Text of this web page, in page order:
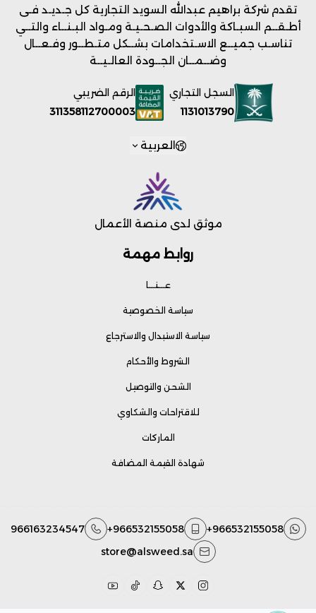
روابط مهمة
عـــنـــا
سياسة الخصوصية
سياسة الاستبدال والاسترجاع
الشروط والأحكام
الشحن والتوصيل
للاقتراحات والشكاوي
الماركات
شهادة القيمة المضافة
تقدم شركة براهيم عبدالله السويد التجارية كل جـديـد فـى
أطـقــم السبـاكة والأدوات الصـحـيـة ومـواد البـنــاء والتــي
تناسـب جميــع الاسـتخدامات بشــكل متـطــور وفـعــال
وضــمــان الجــودة العالـيــة
السجل التجاري
1131013790
الرقم الضريبي
311358112700003
العربية
موثق لدى منصة الأعمال
+966532155058
+966532155058
966163234547
store@alsweed.sa